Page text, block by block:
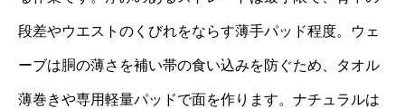
段差やウエストのくびれをならす薄手パッド程度。ウェ
ーブは胴の薄さを補い帯の食い込みを防ぐため、タオル
薄巻きや専用軽量パッドで面を作ります。ナチュラルは